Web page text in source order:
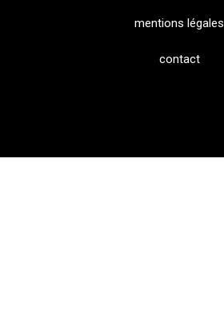
mentions légales
contact